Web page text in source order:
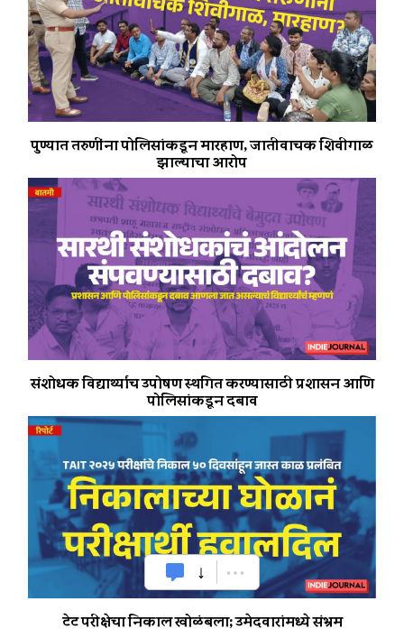
पुण्यात तरुणींना पोलिसांकडून मारहाण, जातीवाचक शिवीगाळ
झाल्याचा आरोप
संशोधक विद्यार्थ्यांच उपोषण स्थगित करण्यासाठी प्रशासन आणि
पोलिसांकडून दबाव
टेट परीक्षेचा निकाल खोळंबला; उमेदवारांमध्ये संभ्रम